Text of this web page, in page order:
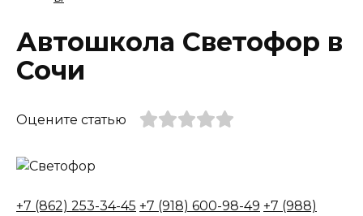
Автошкола Светофор в
Сочи
Оцените статью
+7 (862) 253-34-45 +7 (918) 600-98-49 +7 (988)